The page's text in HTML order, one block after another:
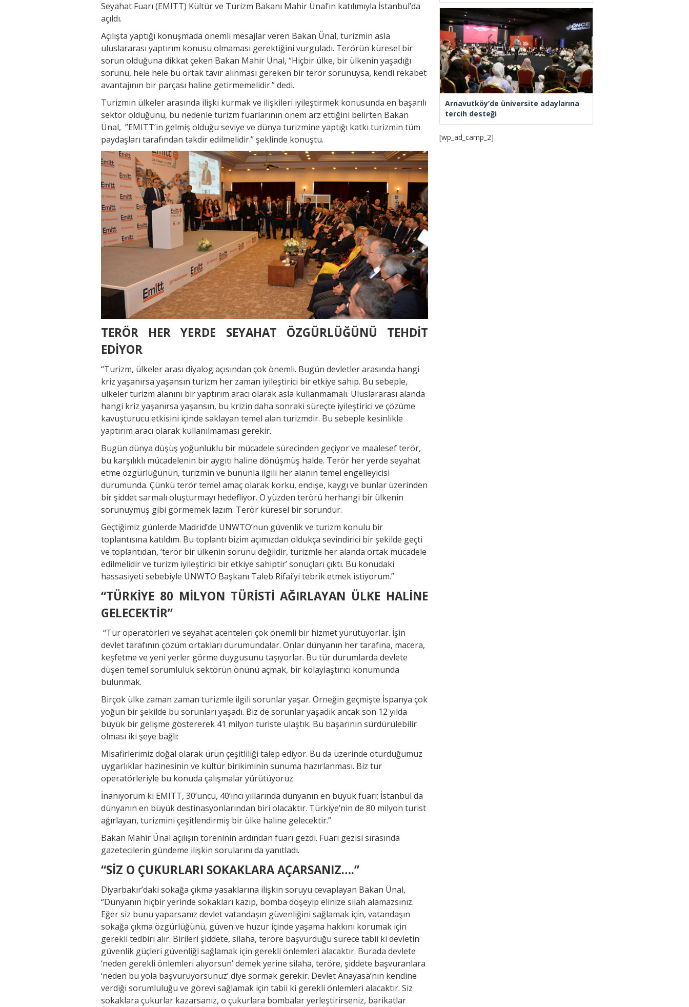
Seyahat Fuarı (EMITT) Kültür ve Turizm Bakanı Mahir Ünal’ın katılımıyla İstanbul’da
açıldı.
Açılışta yaptığı konuşmada önemli mesajlar veren Bakan Ünal, turizmin asla
uluslararası yaptırım konusu olmaması gerektiğini vurguladı. Terörün küresel bir
sorun olduğuna dikkat çeken Bakan Mahir Ünal, “Hiçbir ülke, bir ülkenin yaşadığı
sorunu, hele hele bu ortak tavır alınması gereken bir terör sorunuysa, kendi rekabet
avantajının bir parçası haline getirmemelidir.” dedi.
Turizmin ülkeler arasında ilişki kurmak ve ilişkileri iyileştirmek konusunda en başarılı
sektör olduğunu, bu nedenle turizm fuarlarının önem arz ettiğini belirten Bakan
Ünal, ”EMITT’in gelmiş olduğu seviye ve dünya turizmine yaptığı katkı turizmin tüm
paydaşları tarafından takdir edilmelidir.” şeklinde konuştu.
TERÖR HER YERDE SEYAHAT ÖZGÜRLÜĞÜNÜ TEHDİT
EDİYOR
“Turizm, ülkeler arası diyalog açısından çok önemli. Bugün devletler arasında hangi
kriz yaşanırsa yaşansın turizm her zaman iyileştirici bir etkiye sahip. Bu sebeple,
ülkeler turizm alanını bir yaptırım aracı olarak asla kullanmamalı. Uluslararası alanda
hangi kriz yaşanırsa yaşansın, bu krizin daha sonraki süreçte iyileştirici ve çözüme
kavuşturucu etkisini içinde saklayan temel alan turizmdir. Bu sebeple kesinlikle
yaptırım aracı olarak kullanılmaması gerekir.
Bugün dünya düşüş yoğunluklu bir mücadele sürecinden geçiyor ve maalesef terör,
bu karşılıklı mücadelenin bir aygıtı haline dönüşmüş halde. Terör her yerde seyahat
etme özgürlüğünün, turizmin ve bununla ilgili her alanın temel engelleyicisi
durumunda. Çünkü terör temel amaç olarak korku, endişe, kaygı ve bunlar üzerinden
bir şiddet sarmalı oluşturmayı hedefliyor. O yüzden terörü herhangi bir ülkenin
sorunuymuş gibi görmemek lazım. Terör küresel bir sorundur.
Geçtiğimiz günlerde Madrid’de UNWTO’nun güvenlik ve turizm konulu bir
toplantısına katıldım. Bu toplantı bizim açımızdan oldukça sevindirici bir şekilde geçti
ve toplantıdan, ‘terör bir ülkenin sorunu değildir, turizmle her alanda ortak mücadele
edilmelidir ve turizm iyileştirici bir etkiye sahiptir’ sonuçları çıktı. Bu konudaki
hassasiyeti sebebiyle UNWTO Başkanı Taleb Rifai’yi tebrik etmek istiyorum.”
“TÜRKİYE 80 MİLYON TÜRİSTİ AĞIRLAYAN ÜLKE HALİNE
GELECEKTİR”
“Tur operatörleri ve seyahat acenteleri çok önemli bir hizmet yürütüyorlar. İşin
devlet tarafının çözüm ortakları durumundalar. Onlar dünyanın her tarafına, macera,
keşfetme ve yeni yerler görme duygusunu taşıyorlar. Bu tür durumlarda devlete
düşen temel sorumluluk sektörün önünü açmak, bir kolaylaştırıcı konumunda
bulunmak.
Birçok ülke zaman zaman turizmle ilgili sorunlar yaşar. Örneğin geçmişte İspanya çok
yoğun bir şekilde bu sorunları yaşadı. Biz de sorunlar yaşadık ancak son 12 yılda
büyük bir gelişme göstererek 41 milyon turiste ulaştık. Bu başarının sürdürülebilir
olması iki şeye bağlı:
Misafirlerimiz doğal olarak ürün çeşitliliği talep ediyor. Bu da üzerinde oturduğumuz
uygarlıklar hazinesinin ve kültür birikiminin sunuma hazırlanması. Biz tur
operatörleriyle bu konuda çalışmalar yürütüyoruz.
İnanıyorum ki EMITT, 30’uncu, 40’ıncı yıllarında dünyanın en büyük fuarı; İstanbul da
dünyanın en büyük destinasyonlarından biri olacaktır. Türkiye’nin de 80 milyon turist
ağırlayan, turizmini çeşitlendirmiş bir ülke haline gelecektir.”
Bakan Mahir Ünal açılışın töreninin ardından fuarı gezdi. Fuarı gezisi sırasında
gazetecilerin gündeme ilişkin sorularını da yanıtladı.
“SİZ O ÇUKURLARI SOKAKLARA AÇARSANIZ….”
Diyarbakır’daki sokağa çıkma yasaklarına ilişkin soruyu cevaplayan Bakan Ünal,
“Dünyanın hiçbir yerinde sokakları kazıp, bomba döşeyip elinize silah alamazsınız.
Eğer siz bunu yaparsanız devlet vatandaşın güvenliğini sağlamak için, vatandaşın
sokağa çıkma özgürlüğünü, güven ve huzur içinde yaşama hakkını korumak için
gerekli tedbiri alır. Birileri şiddete, silaha, teröre başvurduğu sürece tabii ki devletin
güvenlik güçleri güvenliği sağlamak için gerekli önlemleri alacaktır. Burada devlete
‘neden gerekli önlemleri alıyorsun’ demek yerine silaha, teröre, şiddete başvuranlara
‘neden bu yola başvuruyorsunuz’ diye sormak gerekir. Devlet Anayasa’nın kendine
verdiği sorumluluğu ve görevi sağlamak için tabii ki gerekli önlemleri alacaktır. Siz
sokaklara çukurlar kazarsanız, o çukurlara bombalar yerleştirirseniz, barikatlar
Arnavutköy’de üniversite adaylarına
tercih desteği
[wp_ad_camp_2]